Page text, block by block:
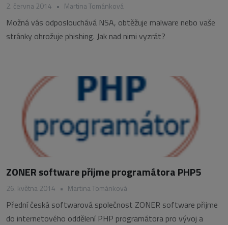
2. června 2014 • Martina Tománková
Možná vás odposlouchává NSA, obtěžuje malware nebo vaše
stránky ohrožuje phishing. Jak nad nimi vyzrát?
ZONER software přijme programátora PHP5
26. května 2014 • Martina Tománková
Přední česká softwarová společnost ZONER software přijme
do internetového oddělení PHP programátora pro vývoj a